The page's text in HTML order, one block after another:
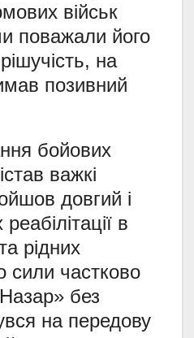
військ
поважали його
на
позивний
бойових
важкі
довгий і
в
рідних
частково
без
на передову